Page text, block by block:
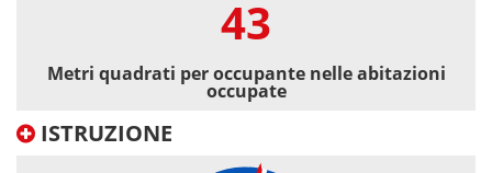
43
Metri quadrati per occupante nelle abitazioni
occupate
ISTRUZIONE